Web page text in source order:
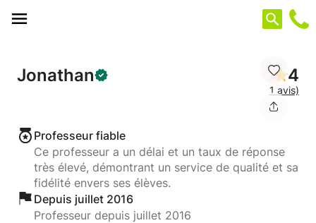
Jonathan 4
1 avis)
Professeur fiable
Ce professeur a un délai et un taux de réponse
très élevé, démontrant un service de qualité et sa
fidélité envers ses élèves.
Depuis juillet 2016
Professeur depuis juillet 2016